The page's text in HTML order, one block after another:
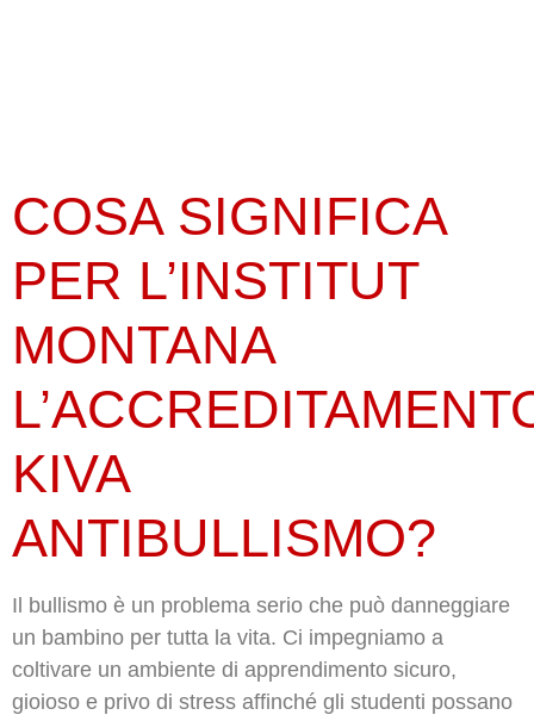
COSA SIGNIFICA
PER L’INSTITUT
MONTANA
KIVA
ANTIBULLISMO?
Il bullismo è un problema serio che può danneggiare
un bambino per tutta la vita. Ci impegniamo a
coltivare un ambiente di apprendimento sicuro,
gioioso e privo di stress affinché gli studenti possano